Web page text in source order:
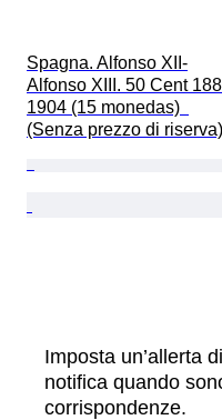
Spagna. Alfonso XII-
Alfonso XIII. 50 Cent
1904 (15 monedas)
(Senza prezzo di riserva)
Imposta un’allerta
notifica quando
corrispondenze.